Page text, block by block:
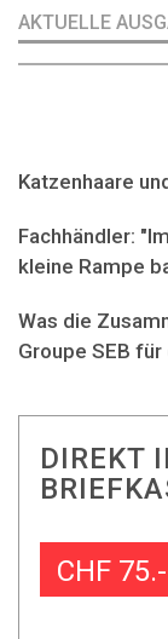
AKTUELLE
Katzenhaare
Fachhändler:
kleine Rampe
Was die
Groupe SEB
DIREKT
CHF 75.-